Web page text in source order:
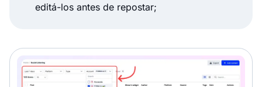
editá-los antes de repostar;